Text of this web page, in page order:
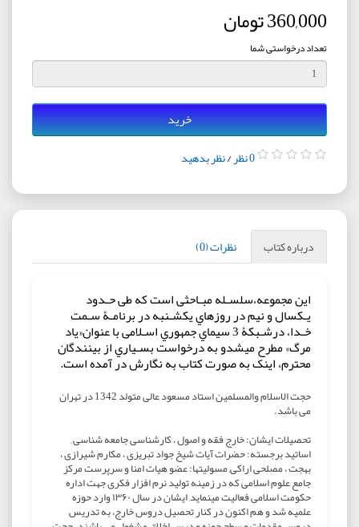
360,000 تومان
تعداد درخواستی شما
خرید
0 نظر /نظر بدهید
درباره کتاب نظرات (0)
این مجموعه،سلسـله مبـاحثی است که طی حـدود
یـکسال و نیم در روزهاي یکشـنبه در برنامـۀ سـمت
خـدا، درشـبکۀ 3 سیماي جمهوري اسـلامی با عنوان«یاد
مرگ» مطرح میشدو به درخواست بسـیاري از بینندگان
محترم، اینک به صورت کتاب به نگارش در آمده است.
حجت الاسلام والمسلمین استاد مسعود عالی متولد 1342 در تهران
می باشد.
تحصیلات ایشان: خارج فقه و اصول ، کارشناسی جامعه شناسی ,
اساتید برجسته: حضرات آیات شیخ جواد تبریزی ، مکارم شیرازی ،
بهجت ، مصلحی اراکی, مسولیتها: عضو هیات امنا و سرپرست مرکز
جامع علوم اسلامی که در زمینه تولید نرم افزار فکری جهت اداره
حکومت اسلامی فعالیت مینماید, ایشان در سال ۱۳۶۰ وارد حوزه
علمیه شد و هم اکنون در کنار تحصیل دروس خارج، به تدریس